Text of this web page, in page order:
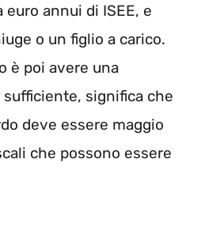
annui di ISEE, e
o un figlio a carico.
è poi avere una
significa che
deve essere maggio
che possono essere